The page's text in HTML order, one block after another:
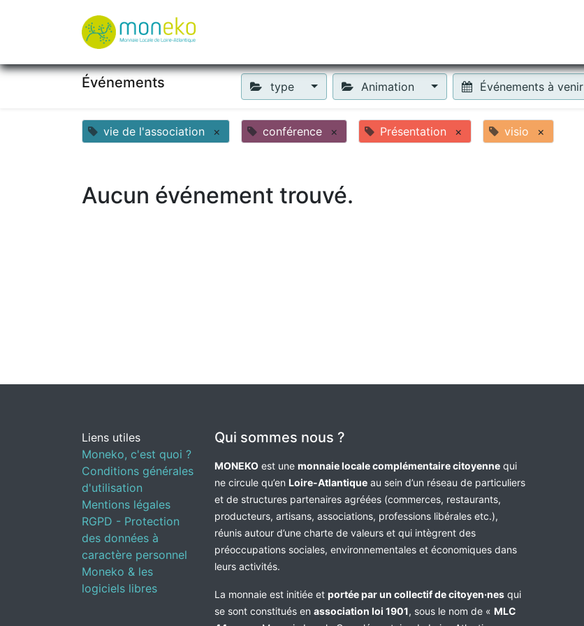
Événements type Animation Événements à venir
vie de l'association × conférence × Présentation × visio ×
Aucun événement trouvé.
Liens utiles
Moneko, c'est quoi ?
Conditions générales
d'utilisation
Mentions légales
RGPD - Protection
des données à
caractère personnel
Moneko & les
logiciels libres
Qui sommes nous ?
MONEKO est une monnaie locale complémentaire citoyenne qui
ne circule qu’en Loire-Atlantique au sein d’un réseau de particuliers
et de structures partenaires agréées (commerces, restaurants,
producteurs, artisans, associations, professions libérales etc.),
réunis autour d’une charte de valeurs et qui intègrent des
préoccupations sociales, environnementales et économiques dans
leurs activités.
La monnaie est initiée et portée par un collectif de citoyen·nes qui
se sont constitués en association loi 1901, sous le nom de « MLC